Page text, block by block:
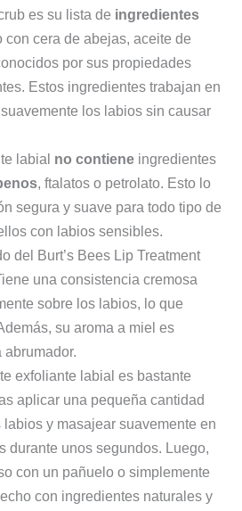
es su lista de ingredientes
con cera de abejas, aceite de
por sus propiedades
Estos ingredientes trabajan en
los labios sin causar
labial no contiene ingredientes
, ftalatos o petrolato. Esto lo
segura y suave para todo tipo de
con labios sensibles.
del Burt’s Bees Lip Treatment
una consistencia cremosa
sobre los labios, lo que
su aroma a miel es
exfoliante labial es bastante
aplicar una pequeña cantidad
y masajear suavemente en
durante unos segundos. Luego,
con un pañuelo o simplemente
con ingredientes naturales y